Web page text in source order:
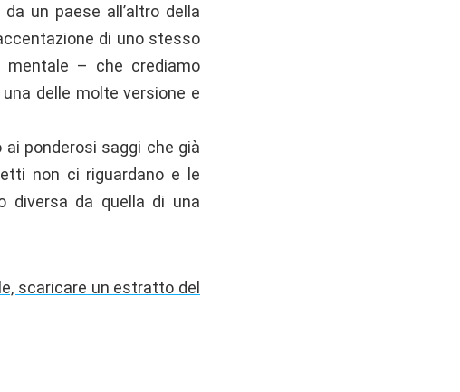
un paese all’altro della
di uno stesso
mentale – che crediamo
delle molte versione e
ponderosi saggi che già
non ci riguardano e le
diversa da quella di una
scaricare un estratto del